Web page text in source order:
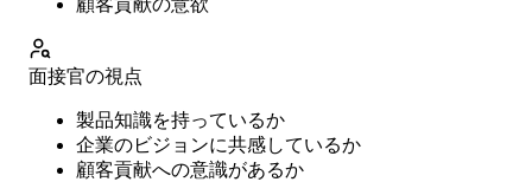
面接官の視点
製品知識を持っているか
企業のビジョンに共感しているか
顧客貢献への意識があるか